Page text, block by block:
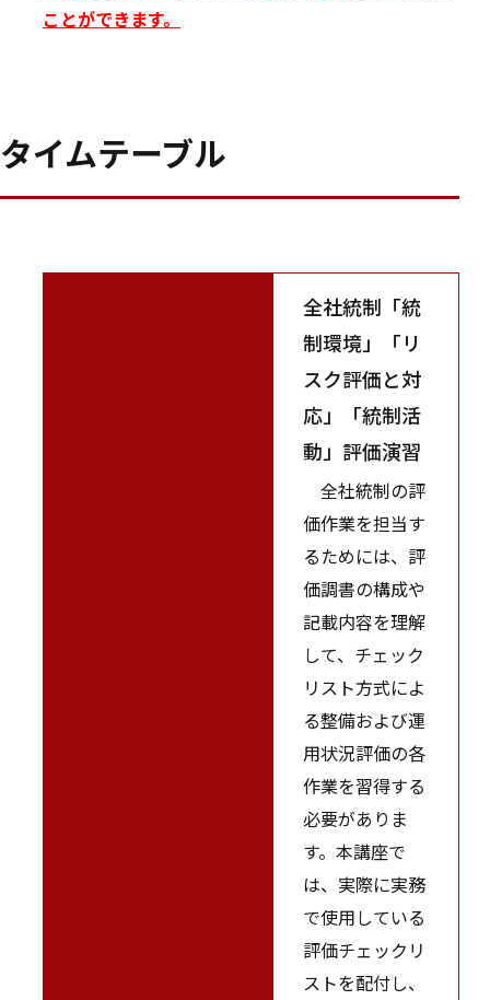
ことができます。
タイムテーブル
全社統制「統
制環境」「リ
スク評価と対
応」「統制活
動」評価演習
全社統制の評
価作業を担当す
るためには、評
価調書の構成や
記載内容を理解
して、チェック
リスト方式によ
る整備および運
用状況評価の各
作業を習得する
必要がありま
す。本講座で
は、実際に実務
で使用している
評価チェックリ
ストを配付し、